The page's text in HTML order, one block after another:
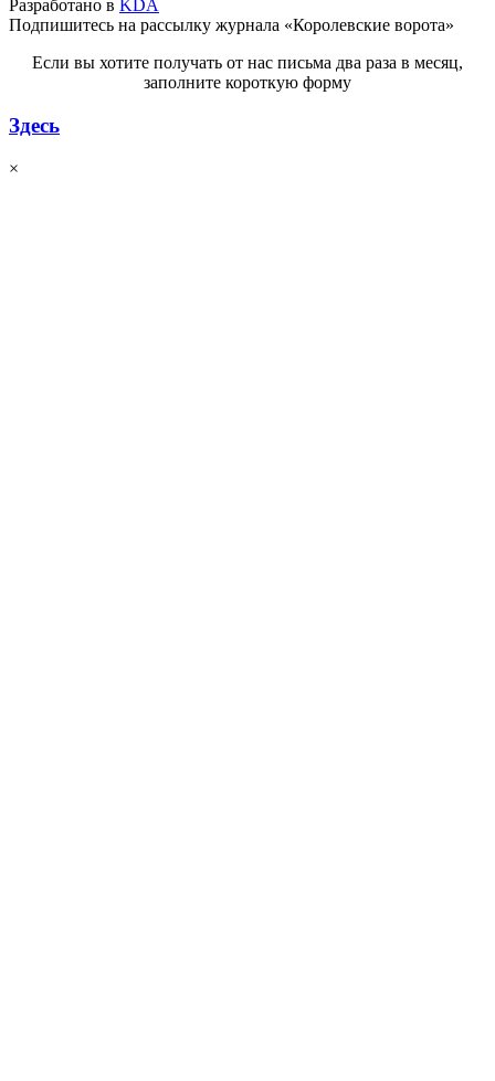
Разработано в KDA
Подпишитесь на рассылку журнала «Королевские ворота»
Если вы хотите получать от нас письма два раза в месяц,
заполните короткую форму
Здесь
×